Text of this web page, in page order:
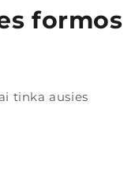
formos
tinka ausies